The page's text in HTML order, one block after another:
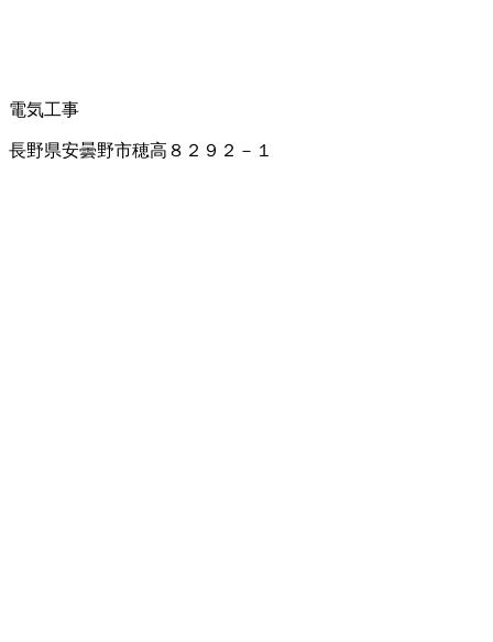
電気工事
長野県安曇野市穂高８２９２－１